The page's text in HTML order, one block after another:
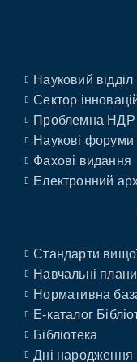
Науковий відділ
Сектор
Проблемна НДР
Наукові форуми
Фахові видання
Електронний
Стандарти
Навчальні плани
Нормативна
E-каталог
Бібліотека
Дні народження